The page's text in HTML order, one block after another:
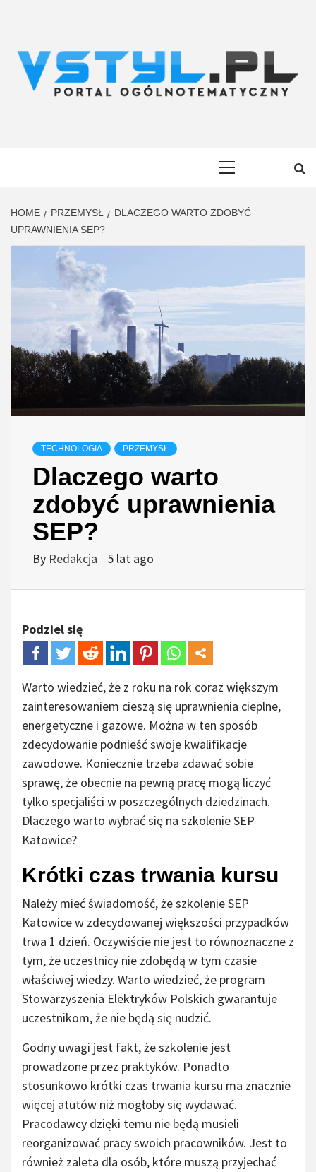
HOME PRZEMYSŁ
DLACZEGO WARTO ZDOBYĆ
UPRAWNIENIA SEP?
TECHNOLOGIA PRZEMYSŁ
Dlaczego warto
zdobyć uprawnienia
SEP?
By Redakcja 5 lat ago
Podziel się
Warto wiedzieć, że z roku na rok coraz większym
zainteresowaniem cieszą się uprawnienia cieplne,
energetyczne i gazowe. Można w ten sposób
zdecydowanie podnieść swoje kwalifikacje
zawodowe. Koniecznie trzeba zdawać sobie
sprawę, że obecnie na pewną pracę mogą liczyć
tylko specjaliści w poszczególnych dziedzinach.
Dlaczego warto wybrać się na szkolenie SEP
Katowice?
Krótki czas trwania kursu
Należy mieć świadomość, że szkolenie SEP
Katowice w zdecydowanej większości przypadków
trwa 1 dzień. Oczywiście nie jest to równoznaczne z
tym, że uczestnicy nie zdobędą w tym czasie
właściwej wiedzy. Warto wiedzieć, że program
Stowarzyszenia Elektryków Polskich gwarantuje
uczestnikom, że nie będą się nudzić.
Godny uwagi jest fakt, że szkolenie jest
prowadzone przez praktyków. Ponadto
stosunkowo krótki czas trwania kursu ma znacznie
więcej atutów niż mogłoby się wydawać.
Pracodawcy dzięki temu nie będą musieli
reorganizować pracy swoich pracowników. Jest to
również zaleta dla osób, które muszą przyjechać